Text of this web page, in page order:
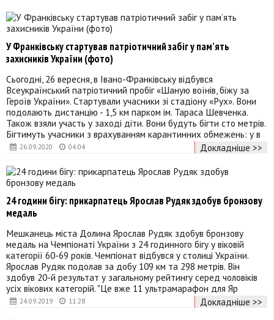
26.09.2020 04:04
У Франківську стартував патріотичний забіг у пам’ять
захисників України (фото)
Сьогодні, 26 вересня, в Івано-Франківську відбувся
Всеукраїнський патріотичний пробіг «Шаную воїнів, біжу за
Героїв України». Стартували учасники зі стадіону «Рух». Вони
подолають дистанцію - 1,5 км парком ім. Тараса Шевченка.
Також взяли участь у заході діти. Вони будуть бігти сто метрів.
Бігтимуть учасники з врахуванням карантинних обмежень: у в
Докладніше >>
24.09.2019 11:28
24 години бігу: прикарпатець Ярослав Рудяк здобув бронзову
медаль
Мешканець міста Долина Ярослав Рудяк здобув бронзову
медаль на Чемпіонаті України з 24 годинного бігу у віковій
категорії 60-69 років. Чемпіонат відбувся у столиці України.
Ярослав Рудяк подолав за добу 109 км та 298 метрів. Він
здобув 20-й результат у загальному рейтингу серед чоловіків
усіх вікових категорій. "Це вже 11 ультрамарафон для Яр
Докладніше >>